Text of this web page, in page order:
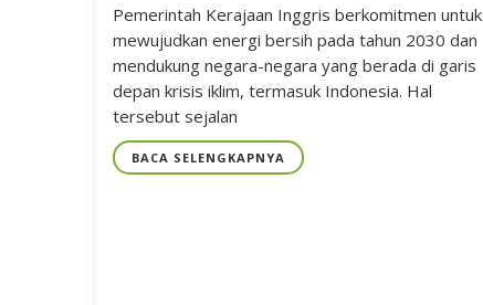
Pemerintah Kerajaan Inggris berkomitmen untuk
mewujudkan energi bersih pada tahun 2030 dan
mendukung negara-negara yang berada di garis
depan krisis iklim, termasuk Indonesia. Hal
tersebut sejalan
BACA SELENGKAPNYA